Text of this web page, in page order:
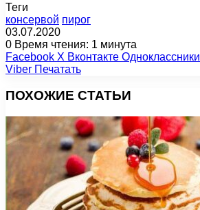
Теги
консервой пирог
03.07.2020
0 Время чтения: 1 минута
Facebook X Вконтакте Одноклассники
Viber Печатать
ПОХОЖИЕ СТАТЬИ